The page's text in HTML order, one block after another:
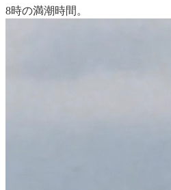
8時の満潮時間。